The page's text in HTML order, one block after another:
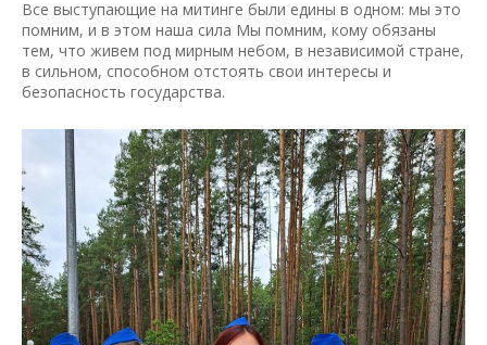
Все выступающие на митинге были едины в одном: мы это
помним, и в этом наша сила Мы помним, кому обязаны
тем, что живем под мирным небом, в независимой стране,
в сильном, способном отстоять свои интересы и
безопасность государства.